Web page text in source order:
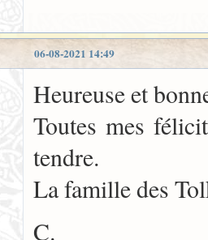
06-08-2021 14:49
Heureuse et
Toutes mes
tendre.
La famille des
C.